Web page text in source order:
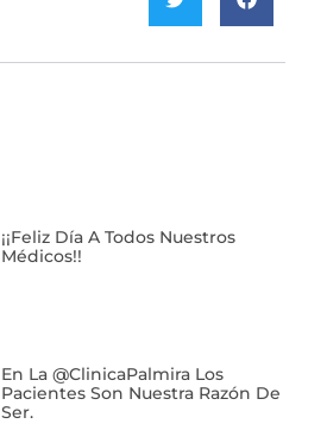
¡¡Feliz Día A Todos Nuestros
Médicos!!
En La @ClinicaPalmira Los
Pacientes Son Nuestra Razón De
Ser.